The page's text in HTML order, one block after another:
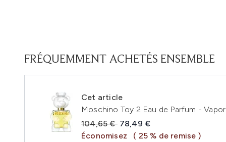
FRÉQUEMMENT ACHETÉS ENSEMBLE
Cet article
Moschino Toy 2 Eau de Parfum -
Prix de vente :
104,65 € Prix ​​actuel :
78,49 €
Économisez
( 25 % de remise )